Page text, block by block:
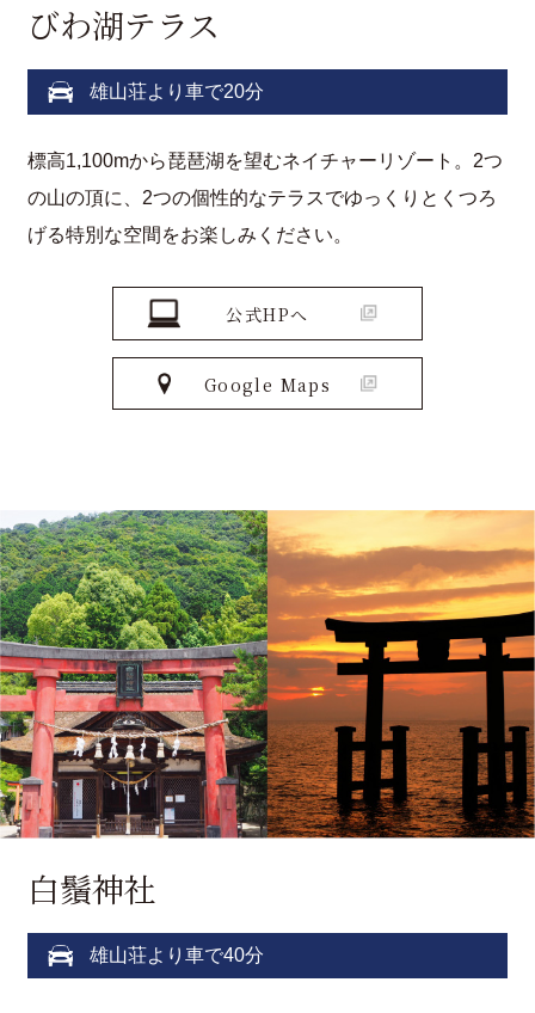
びわ湖テラス
雄山荘より車で20分
標高1,100mから琵琶湖を望むネイチャーリゾート。2つ
の山の頂に、2つの個性的なテラスでゆっくりとくつろ
げる特別な空間をお楽しみください。
公式HPへ
Google Maps
白鬚神社
雄山荘より車で40分